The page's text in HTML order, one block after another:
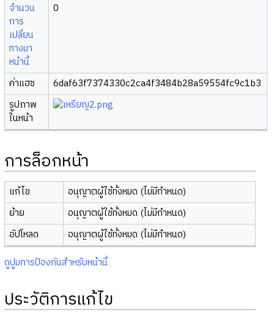
จำนวน
การ
เปลี่ยน
ทางมา
หน้านี้
0
ค่าแฮช
6daf63f7374330c2ca4f3484b28a59554fc9c1b3
รูปภาพ
ในหน้า
การล็อกหน้า
แก้ไข
อนุญาตผู้ใช้ทั้งหมด (ไม่มีกำหนด)
ย้าย
อนุญาตผู้ใช้ทั้งหมด (ไม่มีกำหนด)
อัปโหลด
อนุญาตผู้ใช้ทั้งหมด (ไม่มีกำหนด)
ดูปูมการป้องกันสำหรับหน้านี้
ประวัติการแก้ไข